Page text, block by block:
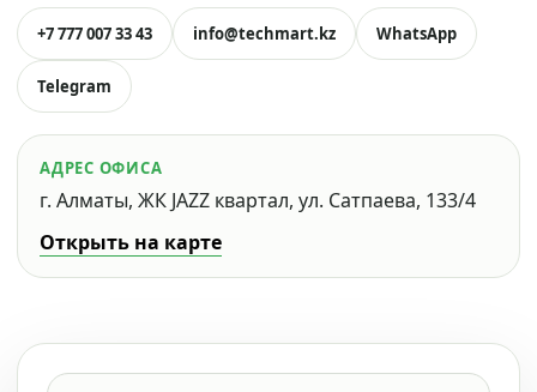
+7 777 007 33 43 info@techmart.kz WhatsApp
Telegram
АДРЕС ОФИСА
г. Алматы, ЖК JAZZ квартал, ул. Сатпаева, 133/4
Открыть на карте